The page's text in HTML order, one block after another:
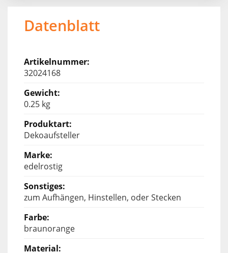
Datenblatt
32024168
0.25 kg
Dekoaufsteller
edelrostig
zum Aufhängen, Hinstellen, oder Stecken
braunorange